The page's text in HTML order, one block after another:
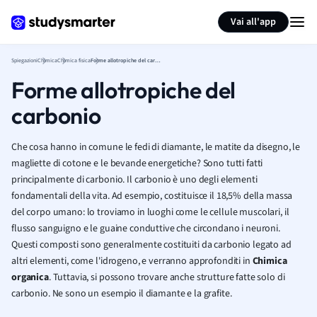
Vai all'app
SpiegazioniChimicaChimica fisica Forme allotropiche del carbonio
Forme allotropiche del
carbonio
Che cosa hanno in comune le fedi di diamante, le matite da disegno, le
magliette di cotone e le bevande energetiche? Sono tutti fatti
principalmente di carbonio. Il carbonio è uno degli elementi
fondamentali della vita. Ad esempio, costituisce il 18,5% della massa
del corpo umano: lo troviamo in luoghi come le cellule muscolari, il
flusso sanguigno e le guaine conduttive che circondano i neuroni.
Questi composti sono generalmente costituiti da carbonio legato ad
altri elementi, come l'idrogeno, e verranno approfonditi in Chimica
organica. Tuttavia, si possono trovare anche strutture fatte solo di
carbonio. Ne sono un esempio il diamante e la grafite.
Summarize page